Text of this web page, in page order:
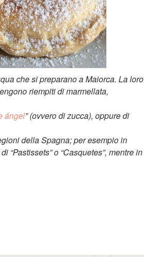
che si preparano a Maiorca. La loro
riempiti di marmellata,
ángel” (ovvero di zucca), oppure di
della Spagna; per esempio in
o “Casquetes”, mentre in